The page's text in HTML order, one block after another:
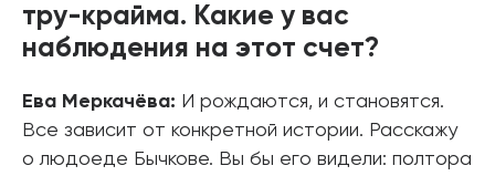
тру-крайма. Какие у вас
наблюдения на этот счет?
Ева Меркачёва: И рождаются, и становятся.
Все зависит от конкретной истории. Расскажу
о людоеде Бычкове. Вы бы его видели: полтора